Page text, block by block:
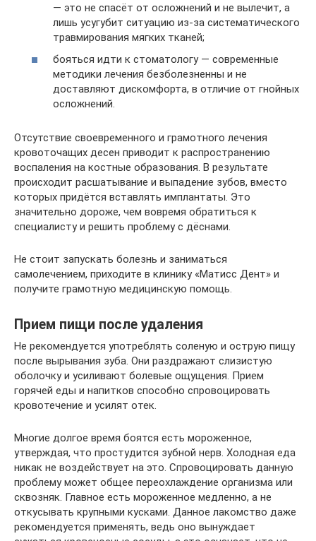
— это не спасёт от осложнений и не вылечит, а
лишь усугубит ситуацию из-за систематического
травмирования мягких тканей;
бояться идти к стоматологу — современные
методики лечения безболезненны и не
доставляют дискомфорта, в отличие от гнойных
осложнений.
Отсутствие своевременного и грамотного лечения
кровоточащих десен приводит к распространению
воспаления на костные образования. В результате
происходит расшатывание и выпадение зубов, вместо
которых придётся вставлять имплантаты. Это
значительно дороже, чем вовремя обратиться к
специалисту и решить проблему с дёснами.
Не стоит запускать болезнь и заниматься
самолечением, приходите в клинику «Матисс Дент» и
получите грамотную медицинскую помощь.
Прием пищи после удаления
Не рекомендуется употреблять соленую и острую пищу
после вырывания зуба. Они раздражают слизистую
оболочку и усиливают болевые ощущения. Прием
горячей еды и напитков способно спровоцировать
кровотечение и усилят отек.
Многие долгое время боятся есть мороженное,
утверждая, что простудится зубной нерв. Холодная еда
никак не воздействует на это. Спровоцировать данную
проблему может общее переохлаждение организма или
сквозняк. Главное есть мороженное медленно, а не
откусывать крупными кусками. Данное лакомство даже
рекомендуется применять, ведь оно вынуждает